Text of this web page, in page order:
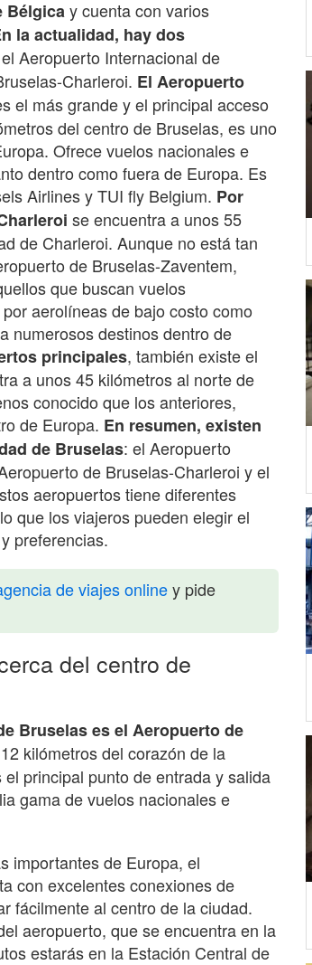
Bélgicay cuenta con varios
la actualidad, hay dos
Aeropuerto Internacional de
Charleroi. El Aeropuerto
el más grande y el principal acceso
del centro de Bruselas, es uno
Ofrece vuelos nacionales e
dentro como fuera de Europa. Es
Airlines y TUI fly Belgium. Por
se encuentra a unos 55
de Charleroi. Aunque no está tan
de Bruselas-Zaventem,
que buscan vuelos
aerolíneas de bajo costo como
numerosos destinos dentro de
principales, también existe el
a unos 45 kilómetros al norte de
conocido que los anteriores,
de Europa. En resumen, existen
de Bruselas: el Aeropuerto
de Bruselas-Charleroi y el
aeropuertos tiene diferentes
que los viajeros pueden elegir el
preferencias.
de viajes onliney pide
del centro de
Bruselas es el Aeropuerto de
kilómetros del corazón de la
principal punto de entrada y salida
gama de vuelos nacionales e
importantes de Europa, el
con excelentes conexiones de
fácilmente al centro de la ciudad.
aeropuerto, que se encuentra en la
estarás en la Estación Central de